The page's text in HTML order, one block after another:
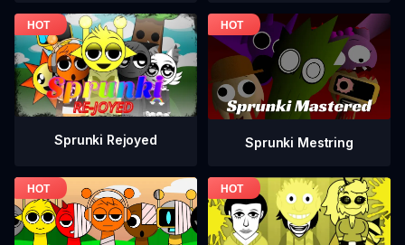
Sprunki Rejoyed Sprunki Mestring